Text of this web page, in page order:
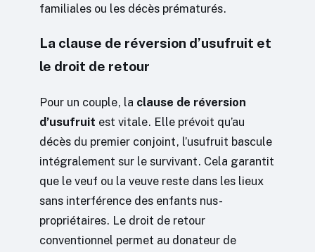
familiales ou les décès prématurés.
La clause de réversion d’usufruit et
le droit de retour
Pour un couple, la clause de réversion
d’usufruit est vitale. Elle prévoit qu’au
décès du premier conjoint, l’usufruit bascule
intégralement sur le survivant. Cela garantit
que le veuf ou la veuve reste dans les lieux
sans interférence des enfants nus-
propriétaires. Le droit de retour
conventionnel permet au donateur de